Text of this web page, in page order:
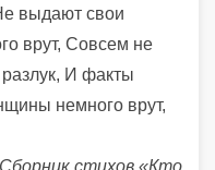
выдают свои
врут, Совсем не
И факты
немного врут,